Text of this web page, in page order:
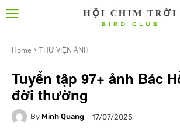
Home THƯ VIỆN ẢNH
Tuyển tập 97+ ảnh Bác
đời thường
By Minh Quang 17/07/2025